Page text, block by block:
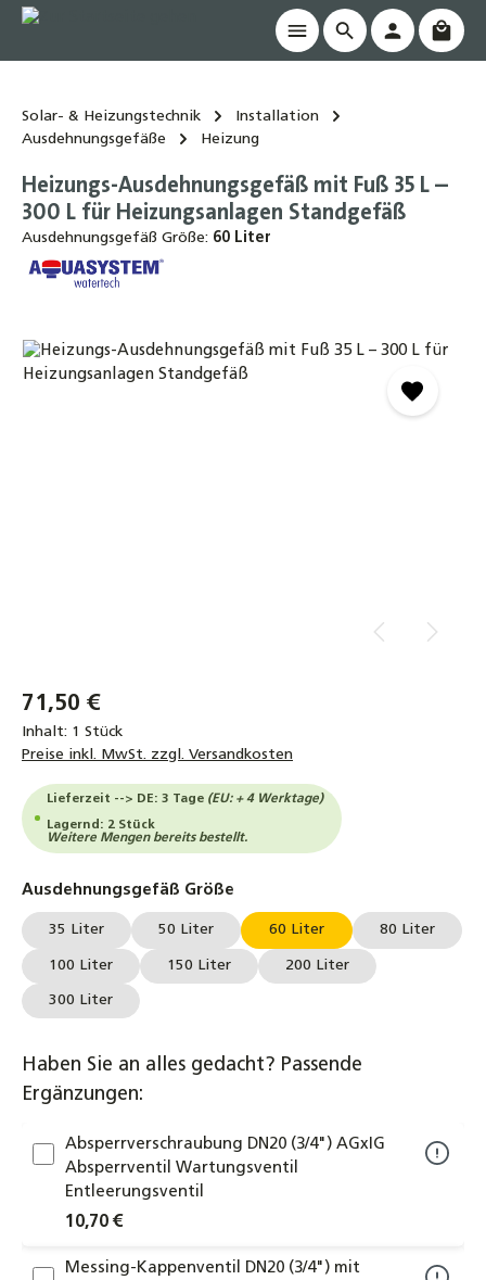
springen
Solar- & Heizungstechnik
Installation
Ausdehnungsgefäße
Heizung
Heizungs-Ausdehnungsgefäß mit Fuß 35 L –
300 L für Heizungsanlagen Standgefäß
Ausdehnungsgefäß Größe: 60 Liter
Bildergalerie überspringen
71,50 €
Inhalt: 1 Stück
Preise inkl. MwSt. zzgl. Versandkosten
Lieferzeit --> DE: 3 Tage (EU: + 4 Werktage)
Lagernd: 2 Stück
Weitere Mengen bereits bestellt.
Ausdehnungsgefäß Größe
35 Liter 50 Liter 60 Liter 80 Liter
100 Liter 150 Liter 200 Liter
300 Liter
Haben Sie an alles gedacht? Passende
Ergänzungen:
Absperrverschraubung DN20 (3/4") AGxIG
Absperrventil Wartungsventil
Entleerungsventil
10,70 €
Messing-Kappenventil DN20 (3/4") mit